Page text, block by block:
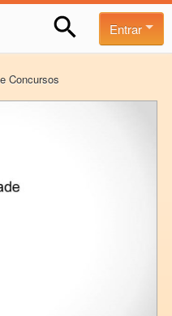
Entrar
Concursos